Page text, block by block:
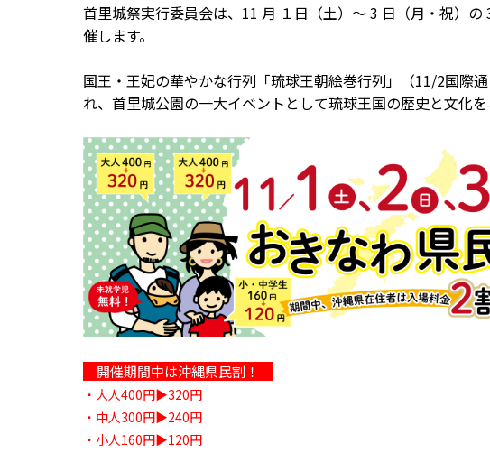
首里城祭実行委員会は、11 月 １日（土）～ 3 日（月・祝）
催します。
国王・王妃の華やかな行列「琉球王朝絵巻行列」（11/2国際
れ、首里城公園の一大イベントとして琉球王国の歴史と文化
開催期間中は沖縄県民割！
・大人400円▶320円
・中人300円▶240円
・小人160円▶120円